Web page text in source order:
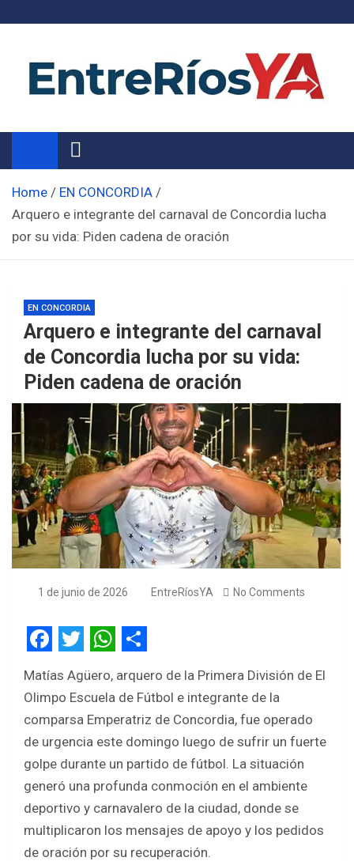
Noticias de Entre Ríos
Información de toda la provincia ahora
Home
EN CONCORDIA
Arquero e integrante del carnaval de Concordia lucha
por su vida: Piden cadena de oración
EN CONCORDIA
Arquero e integrante del carnaval
de Concordia lucha por su vida:
Piden cadena de oración
1 de junio de 2026 EntreRíosYA No Comments
F
a
c
e
b
o
o
k
T
w
i
t
t
e
r
h
a
t
s
A
p
p
h
a
r
e
Matías Agüero, arquero de la Primera División de El
Olimpo Escuela de Fútbol e integrante de la
comparsa Emperatriz de Concordia, fue operado
de urgencia este domingo luego de sufrir un fuerte
golpe durante un partido de fútbol. La situación
generó una profunda conmoción en el ambiente
deportivo y carnavalero de la ciudad, donde se
multiplicaron los mensajes de apoyo y los pedidos
de oración por su recuperación.